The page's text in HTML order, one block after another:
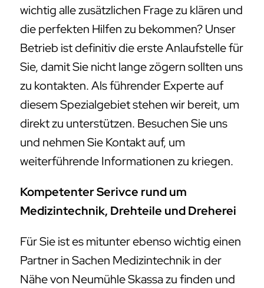
wichtig alle zusätzlichen Frage zu klären und
die perfekten Hilfen zu bekommen? Unser
Betrieb ist definitiv die erste Anlaufstelle für
Sie, damit Sie nicht lange zögern sollten uns
zu kontakten. Als führender Experte auf
diesem Spezialgebiet stehen wir bereit, um
direkt zu unterstützen. Besuchen Sie uns
und nehmen Sie Kontakt auf, um
weiterführende Informationen zu kriegen.
Kompetenter Serivce rund um
Medizintechnik, Drehteile und Dreherei
Für Sie ist es mitunter ebenso wichtig einen
Partner in Sachen Medizintechnik in der
Nähe von Neumühle Skassa zu finden und